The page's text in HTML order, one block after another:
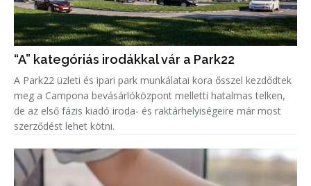
“A” kategóriás irodákkal vár a Park22
A Park22 üzleti és ipari park munkálatai kora ősszel kezdődtek
meg a Campona bevásárlóközpont melletti hatalmas telken,
de az első fázis kiadó iroda- és raktárhelyiségeire már most
szerződést lehet kötni.